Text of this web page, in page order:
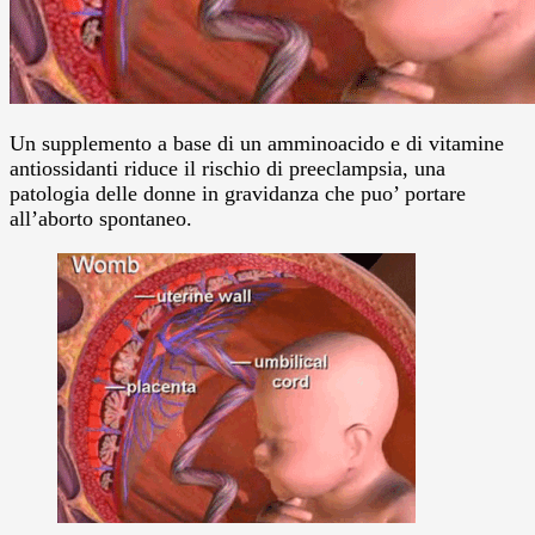
Un supplemento a base di un amminoacido e di vitamine
antiossidanti riduce il rischio di preeclampsia, una
patologia delle donne in gravidanza che puo’ portare
all’aborto spontaneo.